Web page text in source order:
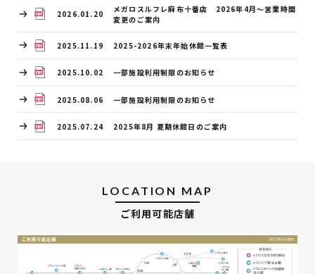
2026.01.20
メガロスルフレ麻布十番店 2026年4月～営業時間
変更のご案内
2025.11.19 2025-2026年末年始休館一覧表
2025.10.02 一部施設利用制限のお知らせ
2025.08.06 一部施設利用制限のお知らせ
2025.07.24 2025年8月 夏期休館日のご案内
LOCATION MAP
ご利用可能店舗